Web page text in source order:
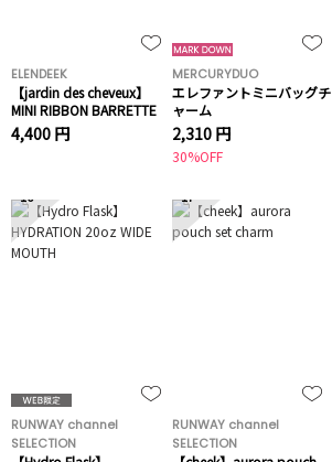
ELENDEEK
【jardin des cheveux】
MINI RIBBON BARRETTE
4,400 円
MERCURYDUO
エレファントミニバッグチ
ャーム
2,310 円
30%OFF
16
RUNWAY channel
SELECTION
17
RUNWAY channel
SELECTION